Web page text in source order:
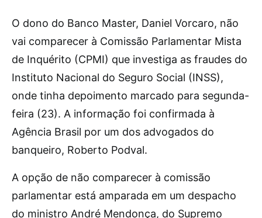
O dono do Banco Master, Daniel Vorcaro, não
vai comparecer à Comissão Parlamentar Mista
de Inquérito (CPMI) que investiga as fraudes do
Instituto Nacional do Seguro Social (INSS),
onde tinha depoimento marcado para segunda-
feira (23). A informação foi confirmada à
Agência Brasil por um dos advogados do
banqueiro, Roberto Podval.
A opção de não comparecer à comissão
parlamentar está amparada em um despacho
do ministro André Mendonça, do Supremo